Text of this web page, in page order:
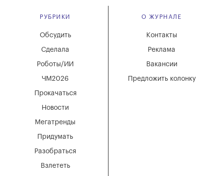
РУБРИКИ
Мегатренды
Придумать
Разобраться
Взлететь
Новости
Обсудить
Сделала
Роботы/ИИ
ЧМ2026
Прокачаться
О ЖУРНАЛЕ
Вакансии
Реклама
Контакты
Предложить колонку